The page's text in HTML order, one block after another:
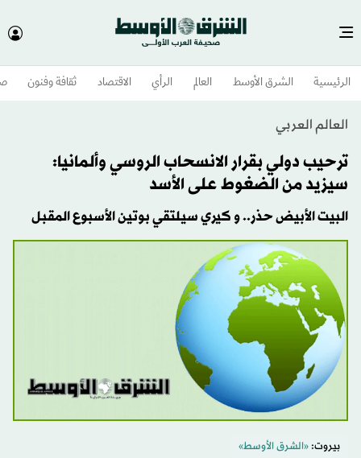
الرئيسية الشرق الأوسط​ العالم الرأي الاقتصاد ثقافة وفنون
العالم العربي
ترحيب دولي بقرار الانسحاب الروسي وألمانيا:
سيزيد من الضغوط على الأسد
البيت الأبيض حذر.. و كيري سيلتقي بوتين الأسبوع المقبل
بيروت:«الشرق الأوسط»